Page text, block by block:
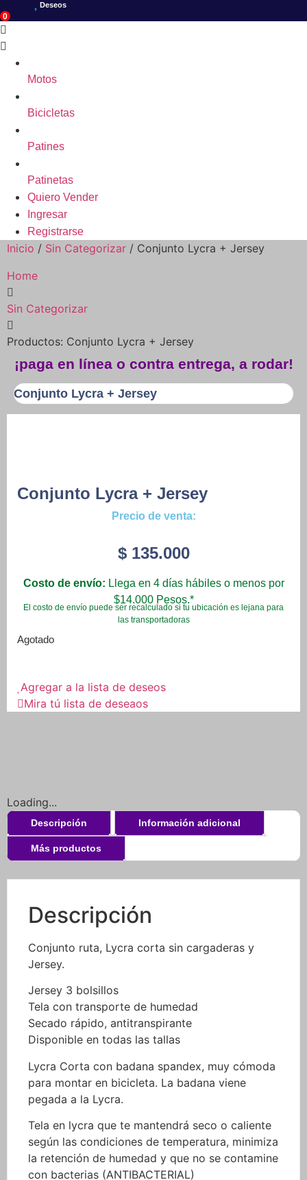
Deseos
0
Motos
Bicicletas
Patines
Patinetas
Quiero Vender
Ingresar
Registrarse
Inicio / Sin Categorizar / Conjunto Lycra + Jersey
Home
Sin Categorizar
Productos: Conjunto Lycra + Jersey
¡paga en línea o contra entrega, a rodar!
Conjunto Lycra + Jersey
Conjunto Lycra + Jersey
Precio de venta:
$135.000
Costo de envío: Llega en 4 días hábiles o menos por
$14.000 Pesos.*
El costo de envío puede ser recalculado si tu ubicación es lejana para
las transportadoras
Agotado
Agregar a la lista de deseos
Mira tú lista de deseaos
Loading...
Descripción Información adicional
Más productos
Descripción
Conjunto ruta, Lycra corta sin cargaderas y
Jersey.
Jersey 3 bolsillos
Tela con transporte de humedad
Secado rápido, antitranspirante
Disponible en todas las tallas
Lycra Corta con badana spandex, muy cómoda
para montar en bicicleta. La badana viene
pegada a la Lycra.
Tela en lycra que te mantendrá seco o caliente
según las condiciones de temperatura, minimiza
la retención de humedad y que no se contamine
con bacterias (ANTIBACTERIAL)